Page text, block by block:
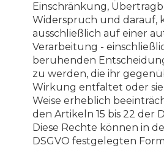
Einschränkung,
Widerspruch und darauf,
ausschließlich auf einer
Verarbeitung -
beruhenden
zu werden, die ihr
Wirkung entfaltet oder
Weise erheblich
den Artikeln 15 bis 22 der
Diese Rechte können in
DSGVO festgelegten